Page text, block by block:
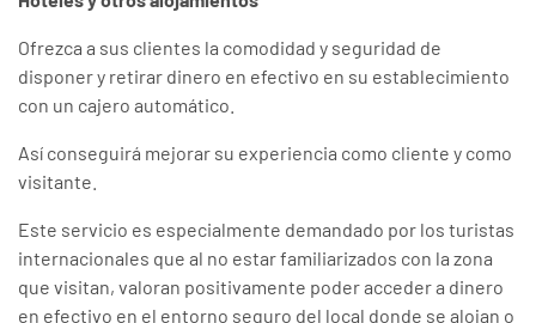
Ofrezca a sus clientes la comodidad y seguridad de
disponer y retirar dinero en efectivo en su establecimiento
con un cajero automático.
Así conseguirá mejorar su experiencia como cliente y como
visitante.
Este servicio es especialmente demandado por los turistas
internacionales que al no estar familiarizados con la zona
que visitan, valoran positivamente poder acceder a dinero
en efectivo en el entorno seguro del local donde se alojan o